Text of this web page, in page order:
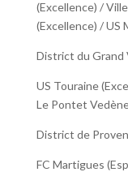
(Excellence) /
(Excellence) / US
District du Grand
US Touraine
Le Pontet
District de
FC Martigues